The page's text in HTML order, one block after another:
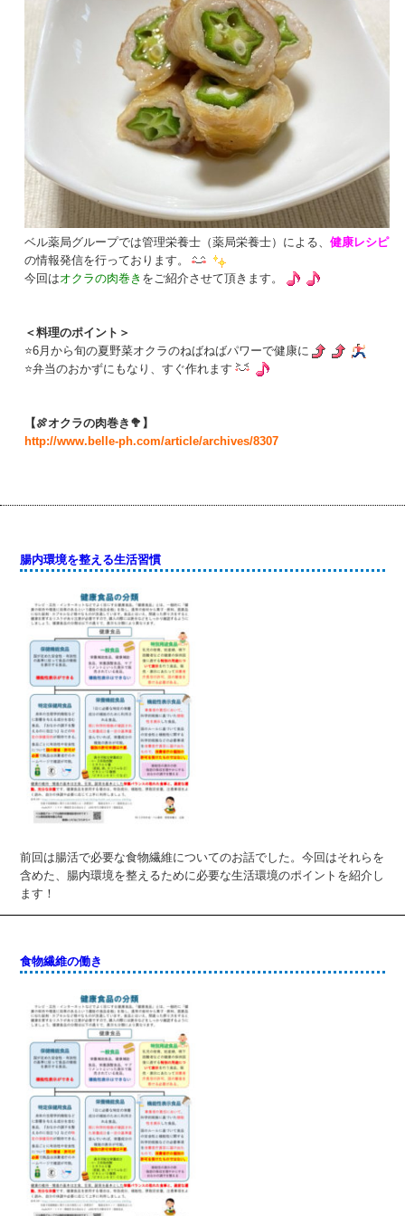
ベル薬局グループでは管理栄養士（薬局栄養士）による、健康レシピ
の情報発信を行っております。
今回はオクラの肉巻き をご紹介させて頂きます。
＜料理のポイント＞
⭐6月から旬の夏野菜オクラのねばねばパワーで健康に
⭐弁当のおかずにもなり、すぐ作れます
【🍖オクラの肉巻き🥦】
http://www.belle-ph.com/article/archives/8307
腸内環境を整える生活習慣
前回は腸活で必要な食物繊維についてのお話でした。今回はそれらを
含めた、腸内環境を整えるために必要な生活環境のポイントを紹介し
ます！
食物繊維の働き